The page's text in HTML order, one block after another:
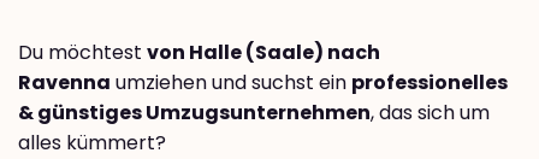
Du möchtest von Halle (Saale) nach
Ravenna umziehen und suchst ein professionelles
& günstiges Umzugsunternehmen, das sich um
alles kümmert?